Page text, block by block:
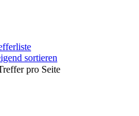
sortieren
pro Seite